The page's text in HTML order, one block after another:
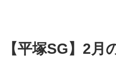
【平塚SG】2月